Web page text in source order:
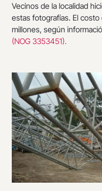
Vecinos de la localidad
estas fotografías. El costo
millones, según
(NOG 3353451).